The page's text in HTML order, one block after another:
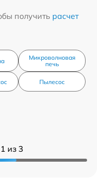
из 3
получить расчет
Микроволновая
печь
Пылесос